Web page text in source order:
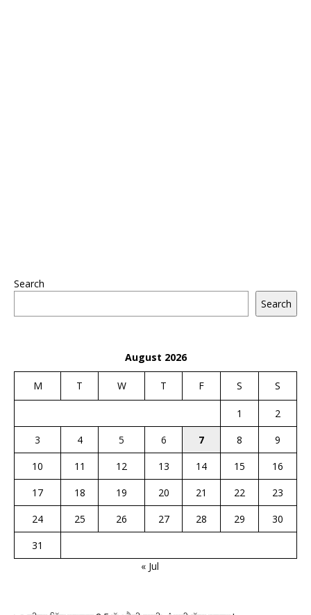
Search
Search
August 2026
M T W T F S S
1
2
3
4 5 6 7 8
9
10
11 12 13 14 15
16
17
18 19 20 21 22
23
24
25 26 27 28 29
30
31
« Jul